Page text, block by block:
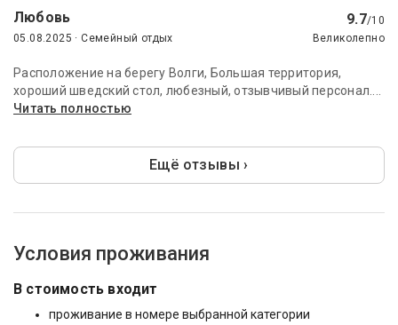
Любовь 9.7/10
05.08.2025 · Семейный отдых
Великолепно
Расположение на берегу Волги, Большая территория,
хороший шведский стол, любезный, отзывчивый персонал....
Читать полностью
Ещё отзывы ›
Условия проживания
В стоимость входит
проживание в номере выбранной категории